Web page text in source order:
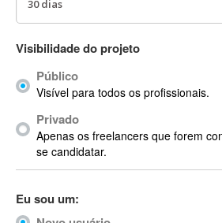
ACID Pro
ACPI
Acrobat
Acrobat X
Acronis
Actian
Actimize
ActionScript
Active Directory
Visibilidade do projeto
Público
Visível para todos os profissionais.
Privado
Apenas os freelancers que forem
se candidatar.
Eu sou um: